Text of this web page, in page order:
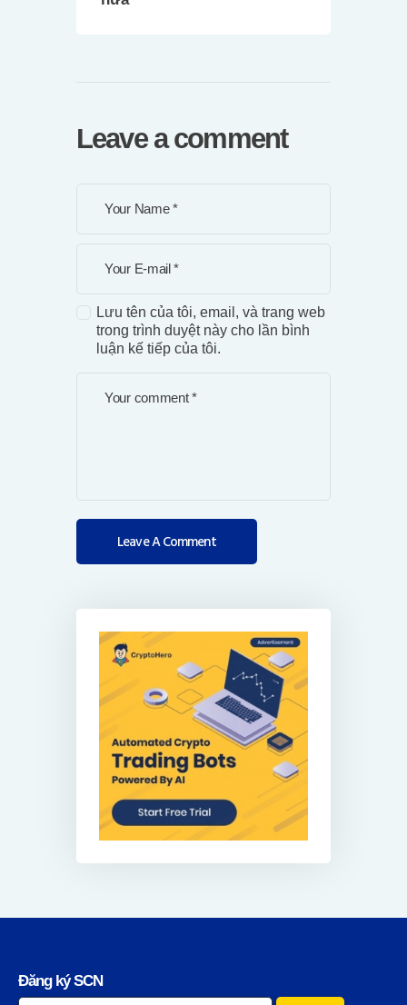
Leave a comment
Lưu tên của tôi, email, và trang web
trong trình duyệt này cho lần bình
luận kế tiếp của tôi.
Đăng ký SCN